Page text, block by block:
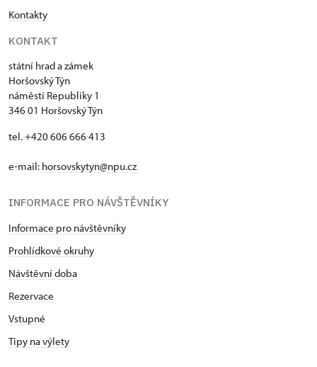
Kontakty
KONTAKT
státní hrad a zámek
Horšovský Týn
náměstí Republiky 1
346 01 Horšovský Týn
tel. +420 606 666 413
e-mail: horsovskytyn@npu.cz
INFORMACE PRO NÁVŠTĚVNÍKY
Informace pro návštěvníky
Prohlídkové okruhy
Návštěvní doba
Rezervace
Vstupné
Tipy na výlety